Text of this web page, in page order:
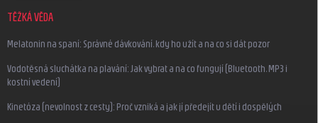
TĚŽKÁ VĚDA
Melatonin na spaní: Správné dávkování, kdy ho užít a na co si dát pozor
Vodotěsná sluchátka na plavání: Jak vybrat a na co fungují (Bluetooth, MP3 i
kostní vedení)
Kinetóza (nevolnost z cesty): Proč vzniká a jak jí předejít u dětí i dospělých